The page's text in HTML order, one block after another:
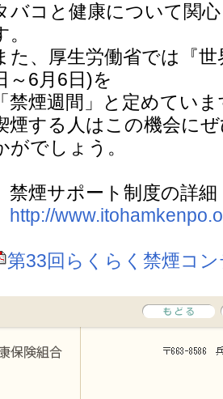
バコと健康について関
。
た、厚生労働省では『
～6月6日)を
「禁煙週間」と定めてい
煙する人はこの機会に
がでしょう。
禁煙サポート制度の詳細
http://
第33回らくらく禁煙コ